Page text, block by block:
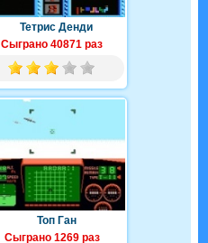
Тетрис Денди
Сыграно 40871 раз
Топ Ган
Сыграно 1269 раз